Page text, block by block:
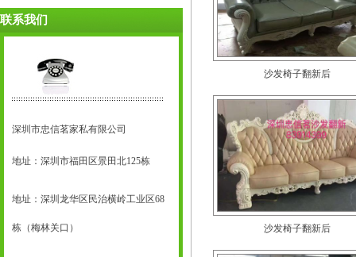
联系我们
深圳市忠信茗家私有限公司
地址：深圳市福田区景田北125栋
地址：深圳龙华区民治横岭工业区68
栋（梅林关口）
沙发椅子翻新后
沙发椅子翻新后